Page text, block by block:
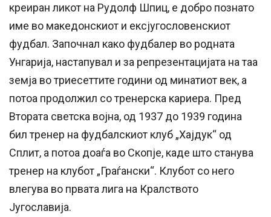
креиран ликот на Рудолф Шпиц, е добро познато
име во македонскиот и ексјугословенскиот
фудбал. Започнал како фудбалер во родната
Унгарија, настапувал и за репрезентацијата на таа
земја во триесеттите години од минатиот век, а
потоа продолжил со тренерска кариера. Пред
Втората светска војна, од 1937 до 1939 година
бил тренер на фудбалскиот клуб „Хајдук“ од
Сплит, а потоа доаѓа во Скопје, каде што станува
тренер на клубот „Граѓански“. Клубот со него
влегува во првата лига на Кралството
Југославија.